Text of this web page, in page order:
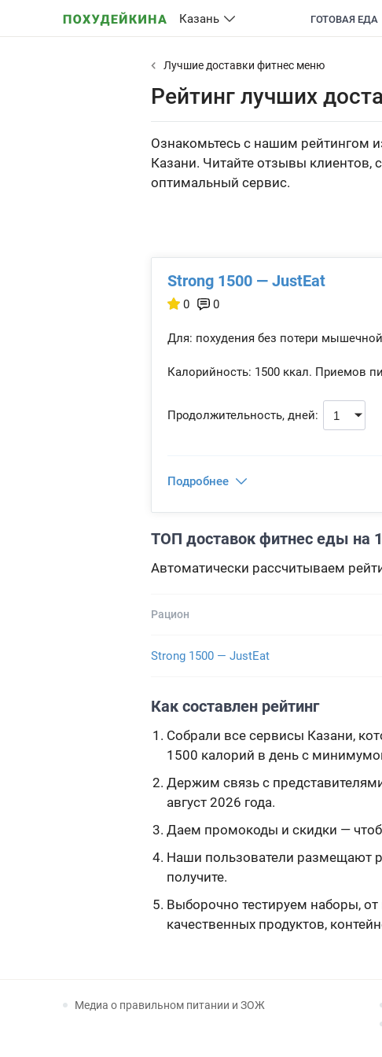
Казань ГОТОВАЯ ЕДА
Лучшие доставки фитнес меню
Рейтинг лучших
Ознакомьтесь с нашим рейтингом
Казани. Читайте отзывы клиентов,
оптимальный сервис.
Strong 1500 — JustEat
0 0
Для: похудения без потери
Калорийность: 1500 ккал. Приемов
Продолжительность, дней:
Подробнее
ТОП доставок фитнес еды на
Автоматически рассчитываем
Рацион
Strong 1500 — JustEat
Как составлен рейтинг
Собрали все сервисы Казани,
1500 калорий в день c
Держим связь с
август 2026 года.
Даем промокоды и скидки —
Наши пользователи размещают
получите.
Выборочно тестируем наборы, от
качественных продуктов,
Медиа о правильном питании и ЗОЖ